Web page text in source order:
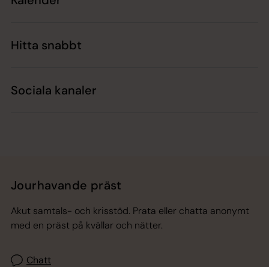
Hitta snabbt
Sociala kanaler
Jourhavande präst
Akut samtals- och krisstöd. Prata eller chatta anonymt
med en präst på kvällar och nätter.
Chatt